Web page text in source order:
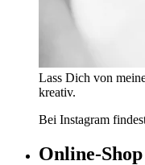
Lass Dich von
kreativ.
Bei Instagram
Online-